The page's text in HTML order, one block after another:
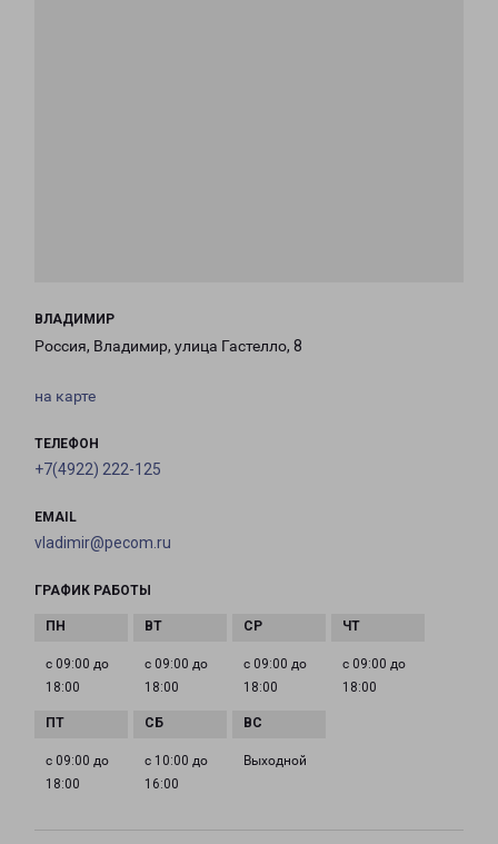
ВЛАДИМИР
Россия, Владимир, улица Гастелло, 8
на карте
ТЕЛЕФОН
+7(4922) 222-125
EMAIL
vladimir@pecom.ru
ГРАФИК РАБОТЫ
с 09:00 до
18:00
с 09:00 до
18:00
с 09:00 до
18:00
с 09:00 до
18:00
с 09:00 до
18:00
с 10:00 до
16:00
Выходной